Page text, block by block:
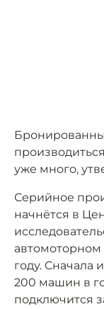
уже много,
Серийное
начнётся в
автомоторном
году. Сначала
200 машин в
подключится